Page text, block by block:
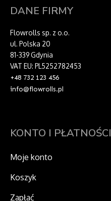
DANE FIRMY
Flowrolls sp. z o.o.
ul. Polska 20
81-339 Gdynia
VAT EU: PL5252782453
+48 732 123 456
info@flowrolls.pl
KONTO I PŁATNOŚCI
Moje konto
Koszyk
Zapłać